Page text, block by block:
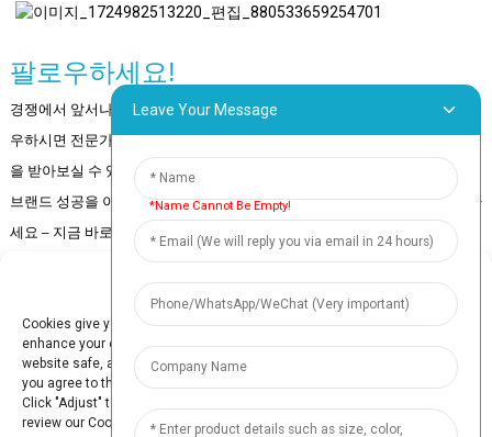
팔로우하세요!
경쟁에서 앞서나가세요! LinkedIn, YouTube, Facebook에서 저희를 팔로
우하시면 전문가의 통찰력, 패키징 트렌드, 그리고 귀사에 맞춤화된 솔루션
을 받아보실 수 있습니다. 저희 채널에는 실용적인 조언, 업계 뉴스, 그리고
브랜드 성공을 이끌어낼 창의적인 패키징 아이디어가 가득합니다. 놓치지 마
세요 – 지금 바로 팔로우하세요!
더 자세히 알아보세요
여기에서 저희에게 연락하실 수 있습니다!
저희 제품 포장에 관심이 있으시다면 언제든지 연락주세요. 함께 더욱 완벽한 제품
Leave Your Message
*Name Cannot Be Empty!
Manage Cookie Consent
Cookies give you a personalized experience. Cookie files help us to
enhance your experience using our website, simplify navigation, keep our
website safe, and assist in our marketing efforts. By clicking "Accept",
you agree to the storing of cookies on your device for these purposes.
Click "Adjust" to adjust your cookie preferences. For more information,
review our Cookies Policy.